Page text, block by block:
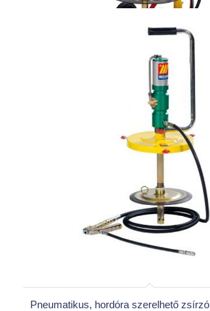
Pneumatikus, hordóra szerelhető zsírzó